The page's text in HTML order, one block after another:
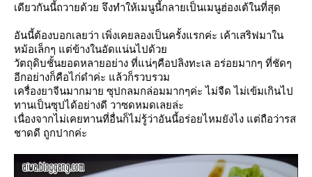
เดียวกันนี้ถวายด้วย จึงทำให้เมนูนี้กลายเป็นเมนูฮ่องเต้ในที่สุด
อันนี้ต้องบอกเลยว่า เพิ่งเคยลองเป็นครั้งแรกค่ะ เค้าเสริฟมาใน
หม้อเล็กๆ แต่ข้างในอัดแน่นไปด้ว
วัตถุดิบชั้นยอดหลายอย่าง ที่แน่ๆคือปลิงทะเล อร่อยมากๆ ที่ชัดๆ
อีกอย่างก็คือไก่ดำค่ะ แล้วก็รวบรวม
เครื่องยาจีนมากมาย ซุปกลมกล่อมมากๆค่ะ ไม่จืด ไม่เข้มเกินไป
ทานเป็นซุปได้อย่างดี วาซดหมดเลยล่ะ
เนื่องจากไม่เคยทานที่อื่นก็ไม่รู้ว่าอันนี้อร่อยไหมยังไง แต่ถือว่ารส
ชาดดี ถูกปากค่ะ